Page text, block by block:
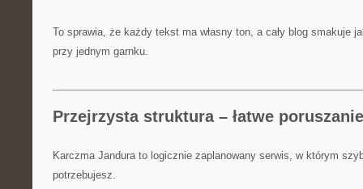
To sprawia, że każdy tekst ma własny ton, a cały blog smakuje
przy jednym garnku.
Przejrzysta struktura – łatwe
Karczma Jandura to logicznie zaplanowany serwis, w którym
potrzebujesz.